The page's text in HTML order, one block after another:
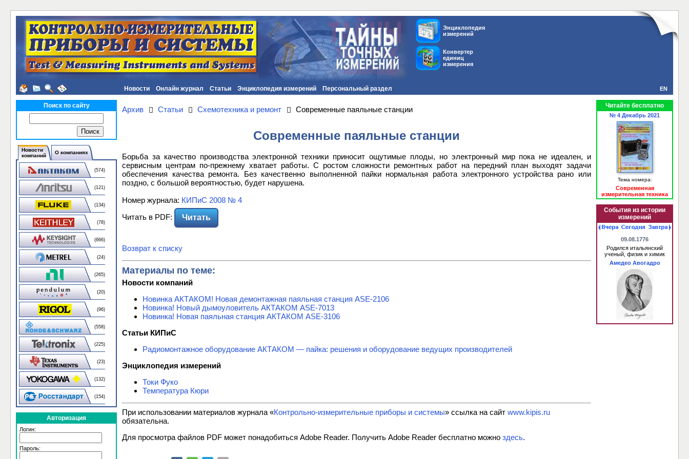
Энциклопедия
измерений
Конвертер
единиц
измерения
Новости Онлайн журнал Статьи Энциклопедия измерений Персональный раздел EN
Поиск по сайту
Новости
компаний
О компаниях
(574)
(121)
(134)
(78)
(666)
(24)
(265)
(20)
(96)
(558)
(225)
(23)
(132)
(154)
Авторизация
Логин:
Пароль:
Архив Статьи Схемотехника и ремонт Современные паяльные станции
Современные паяльные станции
Борьба за качество производства электронной техники приносит ощутимые плоды, но электронный мир пока не идеален, и
сервисным центрам по-прежнему хватает работы. С ростом сложности ремонтных работ на передний план выходят задачи
обеспечения качества ремонта. Без качественно выполненной пайки нормальная работа электронного устройства рано или
поздно, с большой вероятностью, будет нарушена.
Номер журнала: КИПиС 2008 № 4
Читать в PDF:
Читать
Возврат к списку
Материалы по теме:
Новости компаний
Новинка АКТАКОМ! Новая демонтажная паяльная станция ASE-2106
Новинка! Новый дымоуловитель АКТАКОМ ASE-7013
Новинка! Новая паяльная станция АКТАКОМ ASE-3106
Статьи КИПиС
Радиомонтажное оборудование АКТАКОМ — пайка: решения и оборудование ведущих производителей
Энциклопедия измерений
Токи Фуко
Температура Кюри
При использовании материалов журнала «Контрольно-измерительные приборы и системы» ссылка на сайт www.kipis.ru
обязательна.
Для просмотра файлов PDF может понадобиться Adobe Reader. Получить Adobe Reader бесплатно можно здесь.
Читайте бесплатно
№ 4 Декабрь 2021
Тема номера:
Современная
измерительная техника
События из истории
измерений
09.08.1776
Родился итальянский
ученый, физик и химик
Амедео Авогадро